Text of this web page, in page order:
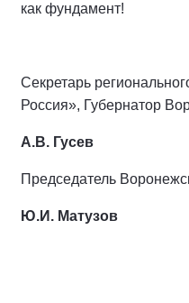
как фундамент!
Секретарь
Россия», Губернатор
А.В. Гусев
Председатель
Ю.И. Матузов